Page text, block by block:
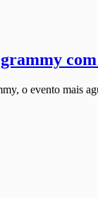
o evento mais